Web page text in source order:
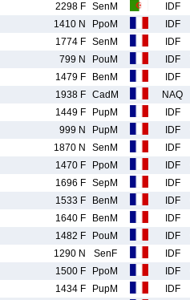
2298 F SenM IDF
1410 N PpoM IDF
1774 F SenM IDF
799 N PouM IDF
1479 F BenM IDF
1938 F CadM NAQ
1449 F PupM IDF
999 N PupM IDF
1870 N SenM IDF
1470 F PpoM IDF
1696 F SepM IDF
1533 F BenM IDF
1640 F BenM IDF
1482 F PouM IDF
1290 N SenF IDF
1500 F PpoM IDF
1434 F PupM IDF